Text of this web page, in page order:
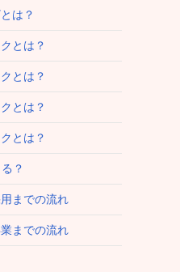
は？
とは？
とは？
とは？
とは？
？
までの流れ
までの流れ